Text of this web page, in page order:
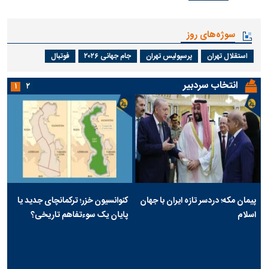
سوژه‌های روز
استقلال تهران پرسپولیس تهران جام جهانی ۲۰۲۶ فوتبال
انتخاب سردبیر
پیمان مکه؛ دردسر تازه ایران با جهان
اسلام
کنوانسیون خزر؛ ترکمانچای جدید یا
پایان یک سوءتفاهم تاریخی؟
۱ ۲